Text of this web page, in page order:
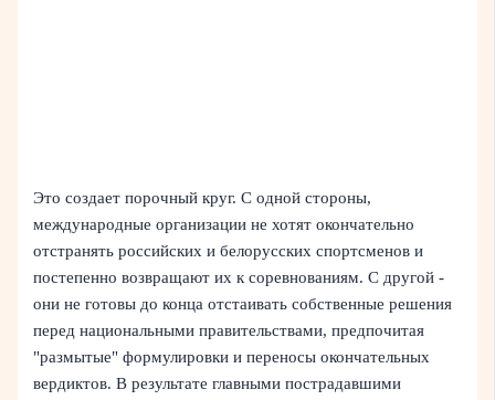
Это создает порочный круг. С одной стороны,
международные организации не хотят окончательно
отстранять российских и белорусских спортсменов и
постепенно возвращают их к соревнованиям. С другой -
они не готовы до конца отстаивать собственные решения
перед национальными правительствами, предпочитая
"размытые" формулировки и переносы окончательных
вердиктов. В результате главными пострадавшими